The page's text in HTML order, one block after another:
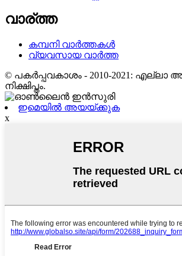
വാര്ത്ത
കമ്പനി വാർത്തകൾ
വ്യവസായ വാർത്ത
© പകർപ്പവകാശം - 2010-2021:
നിക്ഷിപ്തം.
ഇമെയിൽ അയയ്ക്കുക
x